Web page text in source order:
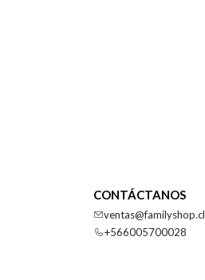
CONTÁCTANOS
ventas@familyshop.cl
+566005700028